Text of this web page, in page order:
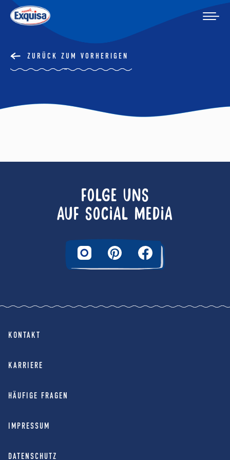
ZURÜCK ZUM VORHERIGEN
FOLGE UNS
AUF SOCIAL MEDIA
KONTAKT
KARRIERE
HÄUFIGE FRAGEN
IMPRESSUM
DATENSCHUTZ